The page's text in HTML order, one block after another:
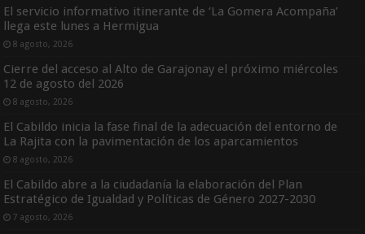
El servicio informativo itinerante de ‘La Gomera Acompaña’
llega este lunes a Hermigua
8 agosto, 2026
Cierre del acceso al Alto de Garajonay el próximo miércoles
12 de agosto del 2026
8 agosto, 2026
El Cabildo inicia la fase final de la adecuación del entorno de
La Rajita con la pavimentación de los aparcamientos
8 agosto, 2026
El Cabildo abre a la ciudadanía la elaboración del Plan
Estratégico de Igualdad y Políticas de Género 2027-2030
7 agosto, 2026